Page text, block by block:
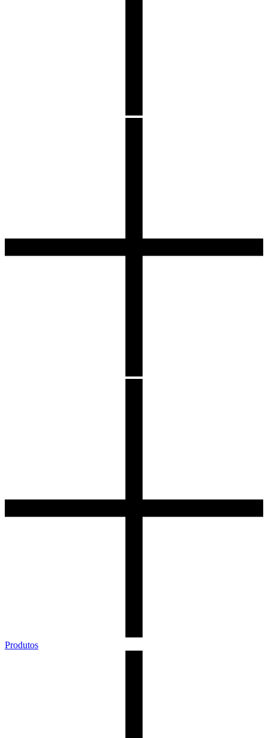
Produtos